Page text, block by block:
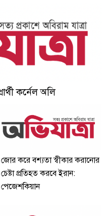
কর্নেল অলি
জোর করে বশ্যতা স্বীকার করানোর
চেষ্টা প্রতিহত করবে ইরান:
পেজেশকিয়ান